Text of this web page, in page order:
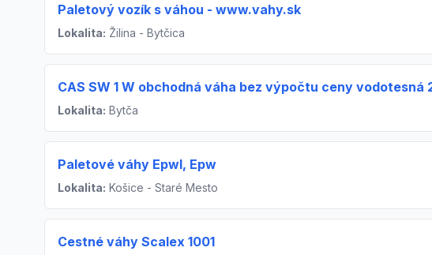
Paletový vozík s váhou - www.vahy.sk
Lokalita: Žilina - Bytčica
CAS SW 1 W obchodná váha bez výpočtu ceny vodotesná
Lokalita: Bytča
Paletové váhy Epwl, Epw
Lokalita: Košice - Staré Mesto
Cestné váhy Scalex 1001